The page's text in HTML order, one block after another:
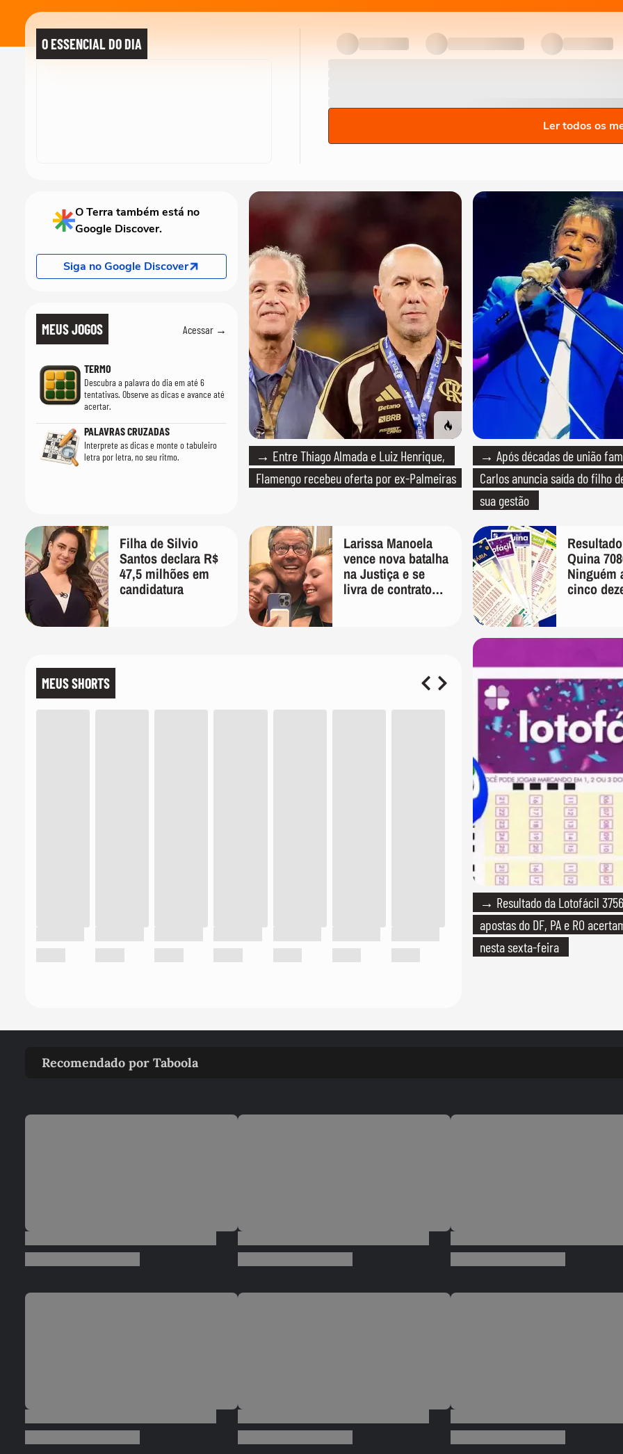
O ESSENCIAL DO DIA
Ler todos os
MEUS JOGOS Acessar →
TERMO
Descubra a palavra do dia em até 6
tentativas. Observe as dicas e avance até
acertar.
PALAVRAS CRUZADAS
Interprete as dicas e monte o tabuleiro
letra por letra, no seu ritmo.
→ Entre Thiago Almada e Luiz Henrique,
Flamengo recebeu oferta por ex-Palmeiras
→ Após décadas de união
Carlos anuncia saída do filho
sua gestão
→ Resultado da Lotofácil
apostas do DF, PA e RO
nesta sexta-feira
Filha de Silvio
Santos declara R$
47,5 milhões em
candidatura
Larissa Manoela
vence nova batalha
na Justiça e se
livra de contrato
Quina
Ninguém
cinco
MEUS SHORTS
O Terra também está no
Google Discover.
Siga no Google Discover
Recomendado por Taboola